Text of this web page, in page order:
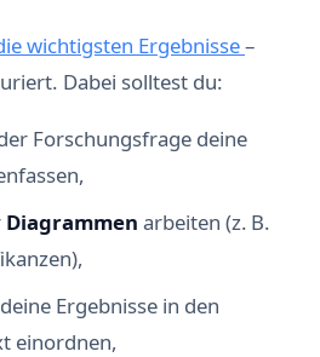
wichtigsten Ergebnisse–
Dabei solltest du:
Forschungsfrage deine
Diagrammen arbeiten (z. B.
deine Ergebnisse in den
einordnen,